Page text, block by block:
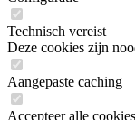
Technisch vereist
Deze cookies zijn
Aangepaste caching
Accepteer alle